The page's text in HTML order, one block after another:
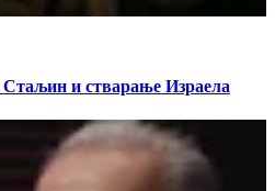
и стварање Израела